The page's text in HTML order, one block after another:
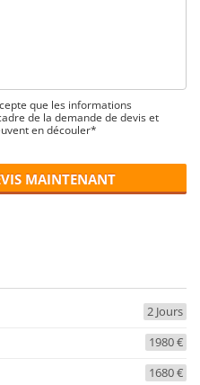
que les informations
de la demande de devis et
en découler*
MAINTENANT
2 Jours
1980 €
1680 €